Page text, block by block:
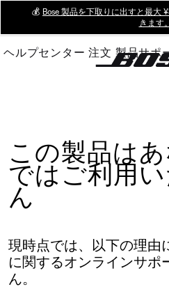
Main
💰 Bose 製品を下取りに出すと最大
きます。
ヘルプセンター 注文 製品サポ
この製品は
ではご利用
ん
現時点では、以下の理由
に関するオンラインサポ
ん。